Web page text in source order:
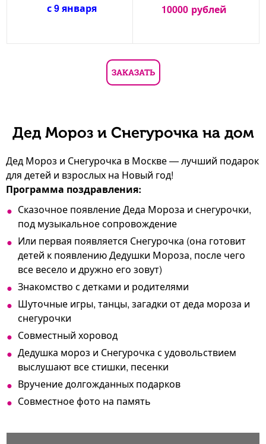
с 9 января 10000 рублей
ЗАКАЗАТЬ
Дед Мороз и Снегурочка на дом
Дед Мороз и Снегурочка в Москве — лучший подарок
для детей и взрослых на Новый год!
Программа поздравления:
Сказочное появление Деда Мороза и снегурочки,
под музыкальное сопровождение
Или первая появляется Снегурочка (она готовит
детей к появлению Дедушки Мороза, после чего
все весело и дружно его зовут)
Знакомство с детками и родителями
Шуточные игры, танцы, загадки от деда мороза и
снегурочки
Совместный хоровод
Дедушка мороз и Снегурочка с удовольствием
выслушают все стишки, песенки
Вручение долгожданных подарков
Совместное фото на память